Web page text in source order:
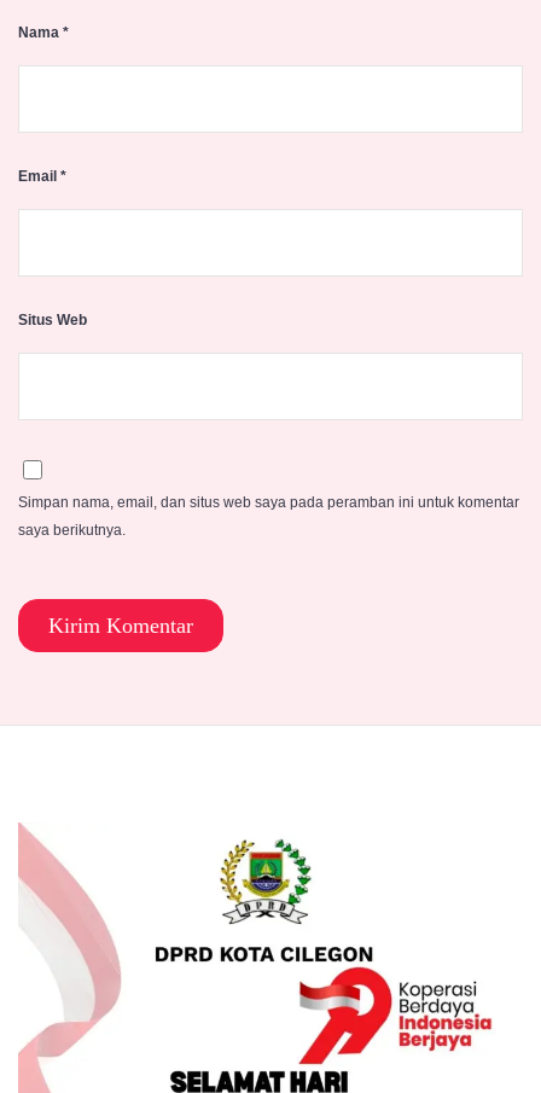
Nama *
Email *
Situs Web
Simpan nama, email, dan situs web saya pada peramban ini untuk komentar
saya berikutnya.